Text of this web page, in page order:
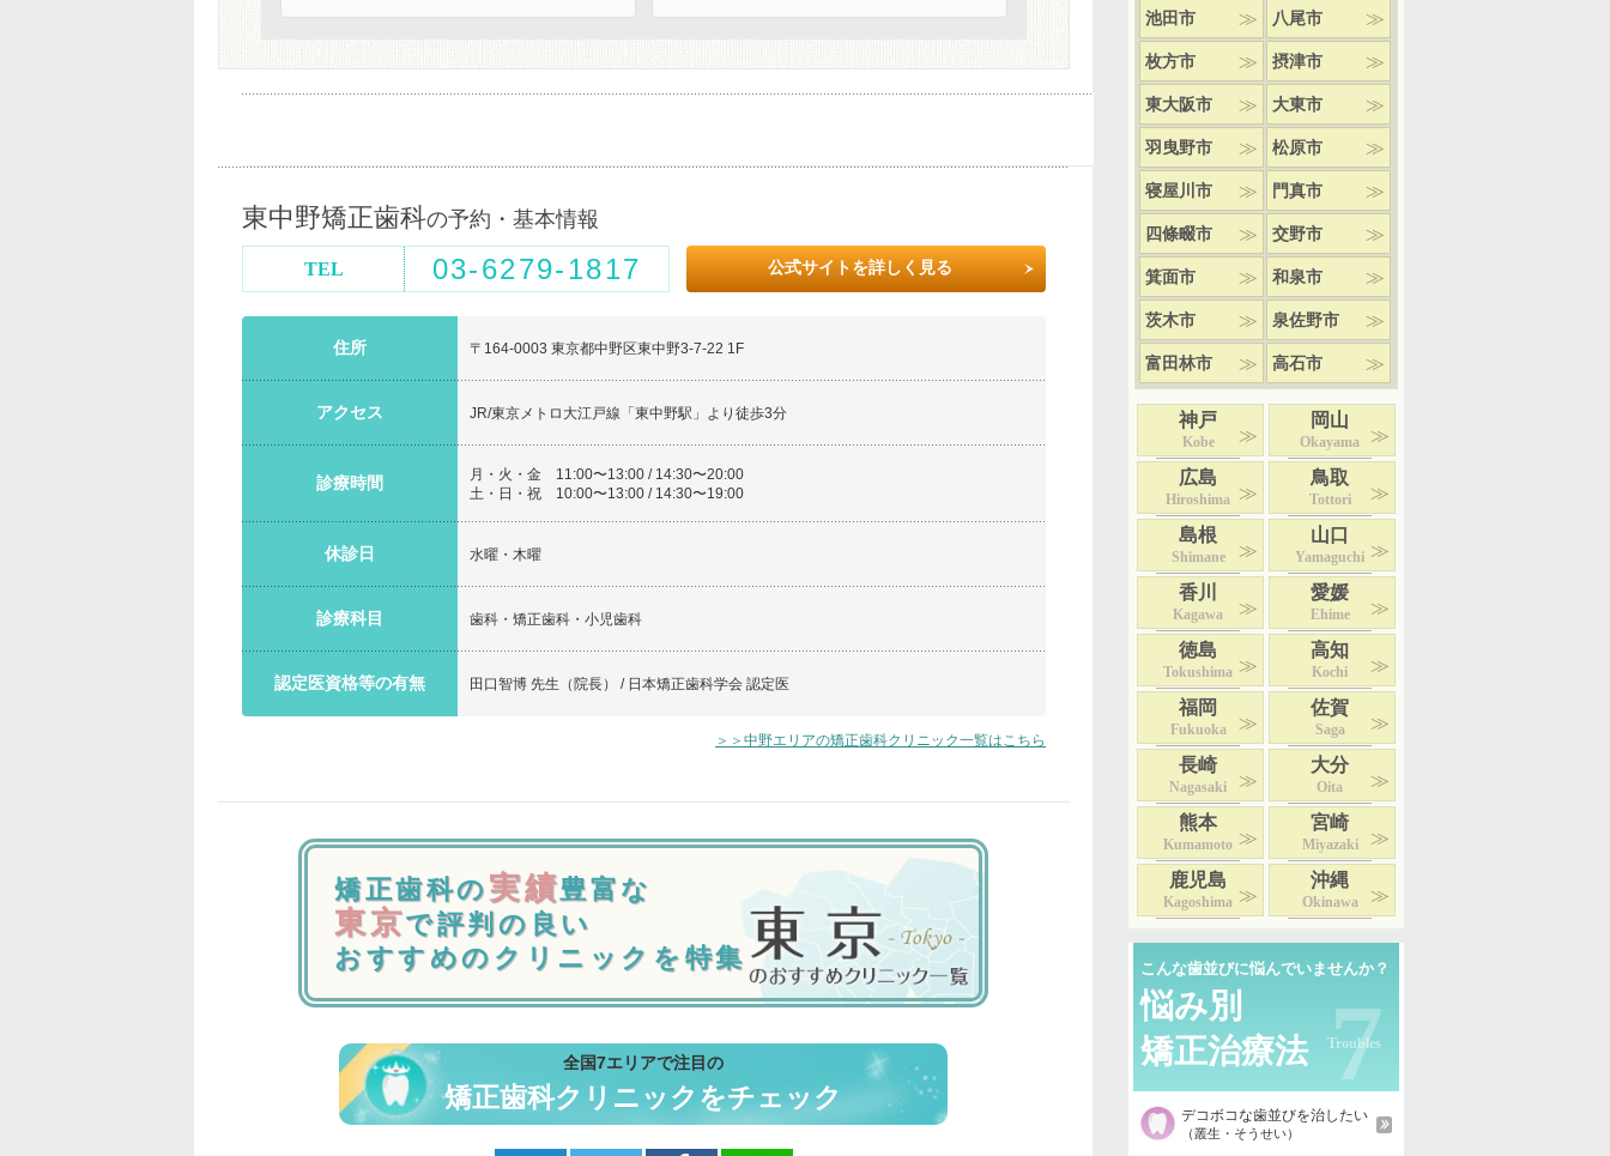
東中野矯正歯科の予約・基本情報
TEL 03-6279-1817 公式サイトを詳しく見る
住所 〒164-0003 東京都中野区東中野3-7-22 1F
アクセス JR/東京メトロ大江戸線「東中野駅」より徒歩3分
診療時間
月・火・金 11:00〜13:00 / 14:30〜20:00
土・日・祝 10:00〜13:00 / 14:30〜19:00
休診日 水曜・木曜
診療科目 歯科・矯正歯科・小児歯科
認定医資格等の有無 田口智博 先生（院長） / 日本矯正歯科学会 認定医
＞＞中野エリアの矯正歯科クリニック一覧はこちら
矯正歯科の 実績豊富な
東京で評判の良い
おすすめのクリニックを特集
全国7エリアで注目の
矯正歯科クリニックをチェック
池田市 八尾市
枚方市 摂津市
東大阪市 大東市
羽曳野市 松原市
寝屋川市 門真市
四條畷市 交野市
箕面市 和泉市
茨木市 泉佐野市
富田林市 高石市
神戸
Kobe
岡山
Okayama
広島
Hiroshima
鳥取
Tottori
島根
Shimane
山口
Yamaguchi
香川
Kagawa
愛媛
Ehime
徳島
Tokushima
高知
Kochi
福岡
Fukuoka
佐賀
Saga
長崎
Nagasaki
大分
Oita
熊本
Kumamoto
宮崎
Miyazaki
鹿児島
Kagoshima
沖縄
Okinawa
こんな歯並びに悩んでいませんか？
悩み別
矯正治療法 7
デコボコな歯並びを治したい
（叢生・そうせい）